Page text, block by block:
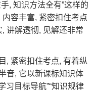
, 知识方法全有”这样的
容丰富, 紧密扣住考点
, 讲解透彻, 见解还非常
, 紧密扣住考点, 有着纵
音, 它以新课标知识体
习目标导航”“知识规律